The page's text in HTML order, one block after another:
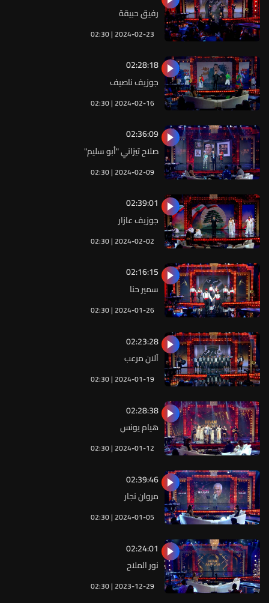
02:30 | 2024-02-23
رفيق حبيقة
02:30 | 2024-02-16
جوزيف ناصيف
02:28:18
02:30 | 2024-02-09
صلاح تيزاني "أبو سليم"
02:36:09
02:30 | 2024-02-02
جوزيف عازار
02:39:01
02:30 | 2024-01-26
سمير حنا
02:16:15
02:30 | 2024-01-19
آلان مرعب
02:23:28
02:30 | 2024-01-12
هيام يونس
02:28:38
02:30 | 2024-01-05
مروان نجار
02:39:46
02:30 | 2023-12-29
نور الملاح
02:24:01